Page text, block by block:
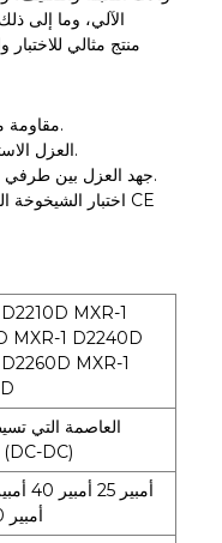
الآلي، وما إلى
منتج مثالي
MOSFET، خرج IGBT، مقاومة منخفضة للغاية.
العزل الاستقرائي بين دائرة الإدخال ودائرة الإخراج.
جهد العزل بين طرفي الإدخال وطرف الإخراج هو 2500 فولت.
MXR-1
MXR-1 D2240D
MXR-1
العاصمة التي
العاصمة (DC-DC)
أمبير 80 أمبير